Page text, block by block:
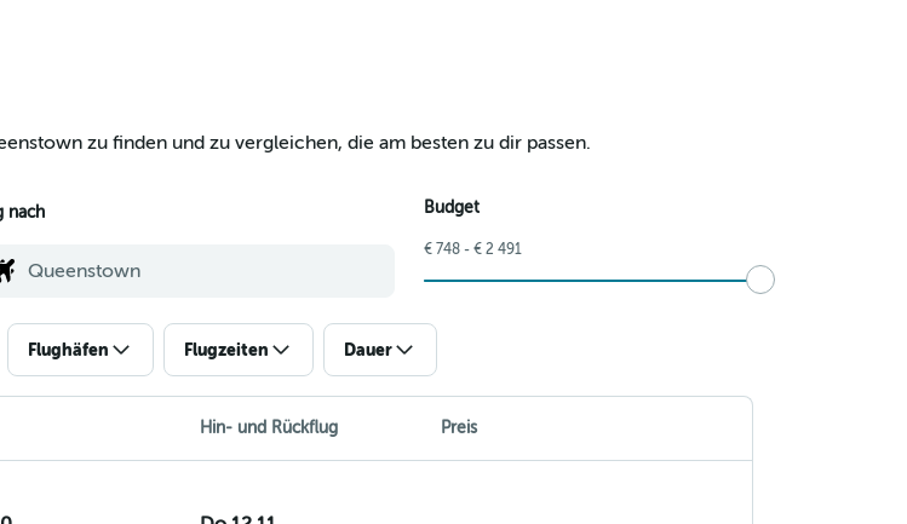
zu finden und zu vergleichen, die am besten zu dir passen.
nach Budget
€ 748 - € 2 491
Flughäfen Flugzeiten Dauer
Hin- und Rückflug Preis